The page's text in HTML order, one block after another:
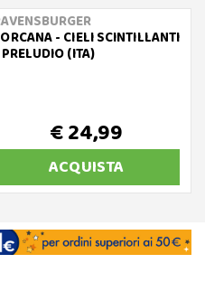
- CIELI SCINTILLANTI
(ITA)
€ 24,99
ACQUISTA